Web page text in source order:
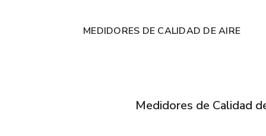
MEDIDORES DE CALIDAD DE AIRE
Medidores de Calidad